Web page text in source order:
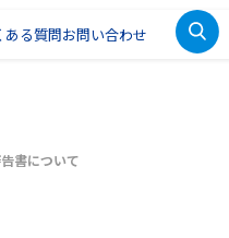
ある質問お問い合わせ
書について